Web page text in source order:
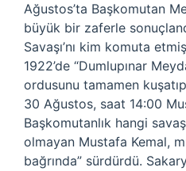
Ağustos’ta Başkomutan
büyük bir zaferle
Savaşı’nı kim komuta
1922’de “Dumlupınar
ordusunu tamamen
30 Ağustos, saat 14:00
Başkomutanlık hangi
olmayan Mustafa Kemal,
bağrında” sürdürdü.